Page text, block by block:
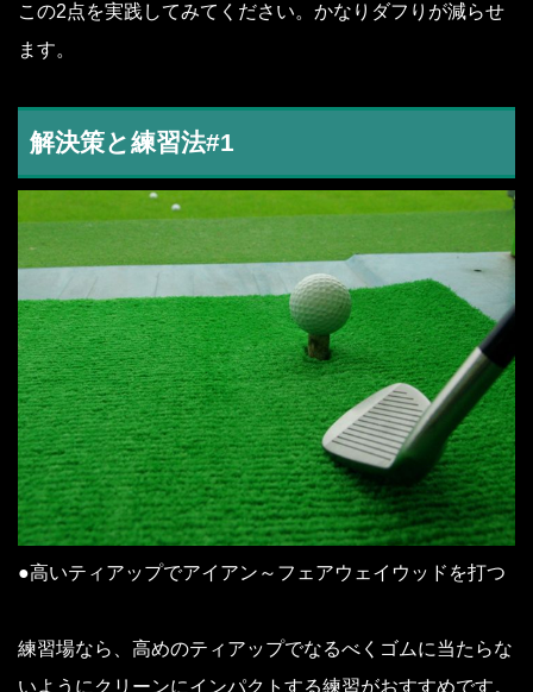
この2点を実践してみてください。かなりダフりが減らせ
ます。
解決策と練習法#1
●高いティアップでアイアン～フェアウェイウッドを打つ
練習場なら、高めのティアップでなるべくゴムに当たらな
いようにクリーンにインパクトする練習がおすすめです。